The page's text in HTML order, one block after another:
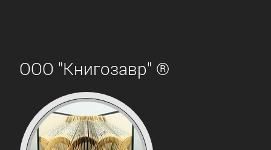
ООО "Книгозавр" ®